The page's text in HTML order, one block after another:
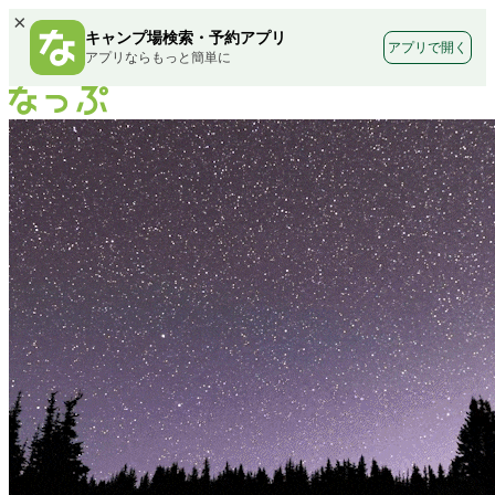
×
キャンプ場検索・予約アプリ
アプリならもっと簡単に
アプリで開く